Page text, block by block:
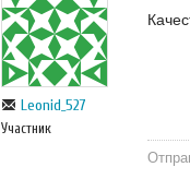
Leonid_527
Участник